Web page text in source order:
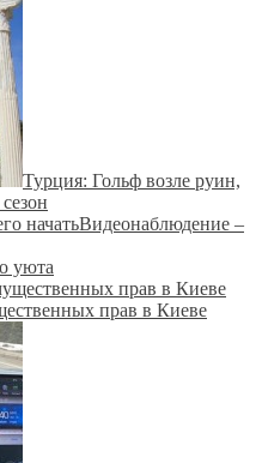
Турция: Гольф возле руин,
Видеонаблюдение –
уюта
прав в Киеве